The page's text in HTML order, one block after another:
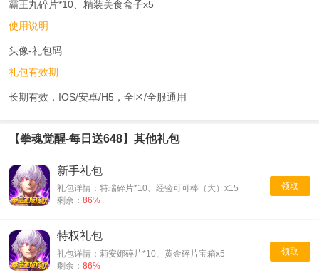
霸王丸碎片*10、精装美食盒子x5
使用说明
头像-礼包码
礼包有效期
长期有效，IOS/安卓/H5，全区/全服通用
【拳魂觉醒-每日送648】其他礼包
领取
新手礼包
礼包详情：特瑞碎片*10、经验可可棒（大）x15
剩余： 86%
领取
特权礼包
礼包详情：莉安娜碎片*10、黄金碎片宝箱x5
剩余： 86%